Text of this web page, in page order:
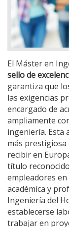
El Máster en
sello de
garantiza que
las exigencias
encargado de
ampliamente
ingeniería. Esta
más
recibir en
título
empleadores
académica y
Ingeniería del
establecerse
trabajar en